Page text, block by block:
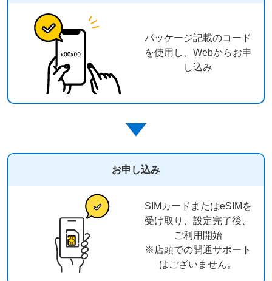
パッケージ記載のコード
を使用し、Webからお申
し込み
お申し込み
SIMカードまたはeSIMを
受け取り、設定完了後、
ご利用開始
※店頭での開通サポート
はございません。